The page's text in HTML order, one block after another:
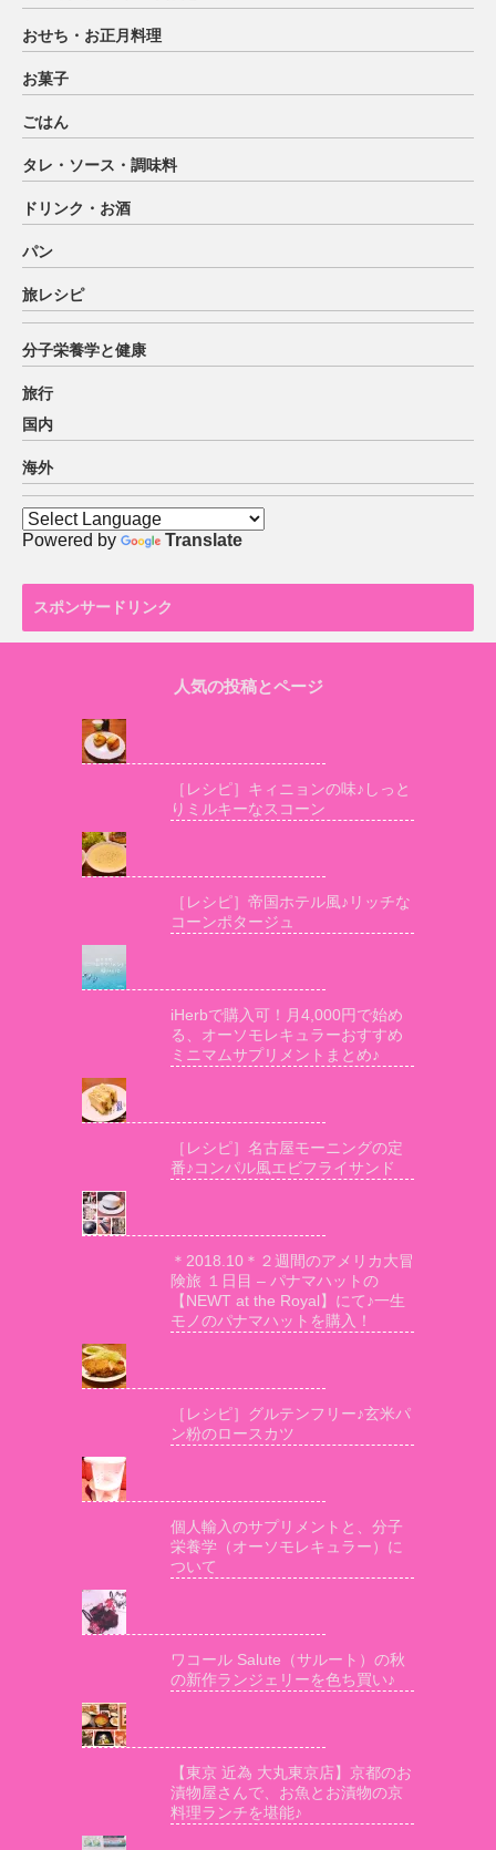
おせち・お正月料理
お菓子
ごはん
タレ・ソース・調味料
ドリンク・お酒
パン
旅レシピ
分子栄養学と健康
旅行
国内
海外
Powered by Translate
スポンサードリンク
人気の投稿とページ
［レシピ］キィニョンの味♪しっと
りミルキーなスコーン
［レシピ］帝国ホテル風♪リッチな
コーンポタージュ
iHerbで購入可！月4,000円で始め
る、オーソモレキュラーおすすめ
ミニマムサプリメントまとめ♪
［レシピ］名古屋モーニングの定
番♪コンパル風エビフライサンド
＊2018.10＊２週間のアメリカ大冒
険旅 １日目 – パナマハットの
【NEWT at the Royal】にて♪一生
モノのパナマハットを購入！
［レシピ］グルテンフリー♪玄米パ
ン粉のロースカツ
個人輸入のサプリメントと、分子
栄養学（オーソモレキュラー）に
ついて
ワコール Salute（サルート）の秋
の新作ランジェリーを色ち買い♪
【東京 近為 大丸東京店】京都のお
漬物屋さんで、お魚とお漬物の京
料理ランチを堪能♪